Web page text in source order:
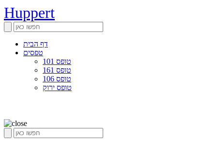
Huppert
דף הבית
טפסים
טופס 101
טופס 161
טופס 106
טופס ירוק